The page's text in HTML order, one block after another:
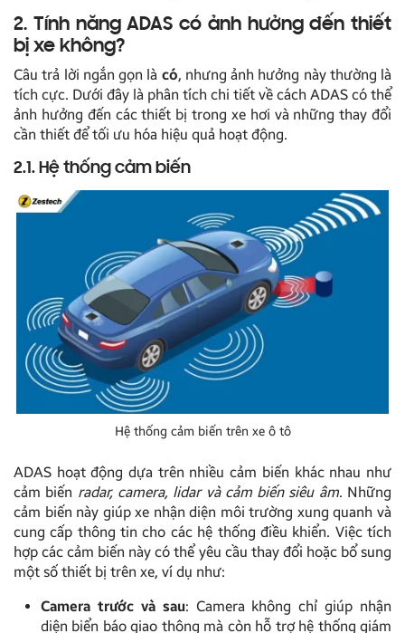
2. Tính năng ADAS có ảnh hưởng đến thiết
bị xe không?
Câu trả lời ngắn gọn là có, nhưng ảnh hưởng này thường là
tích cực. Dưới đây là phân tích chi tiết về cách ADAS có thể
ảnh hưởng đến các thiết bị trong xe hơi và những thay đổi
cần thiết để tối ưu hóa hiệu quả hoạt động.
2.1. Hệ thống cảm biến
Hệ thống cảm biến trên xe ô tô
ADAS hoạt động dựa trên nhiều cảm biến khác nhau như
cảm biến radar, camera, lidar và cảm biến siêu âm. Những
cảm biến này giúp xe nhận diện môi trường xung quanh và
cung cấp thông tin cho các hệ thống điều khiển. Việc tích
hợp các cảm biến này có thể yêu cầu thay đổi hoặc bổ sung
một số thiết bị trên xe, ví dụ như:
Camera trước và sau: Camera không chỉ giúp nhận
diện biển báo giao thông mà còn hỗ trợ hệ thống giám